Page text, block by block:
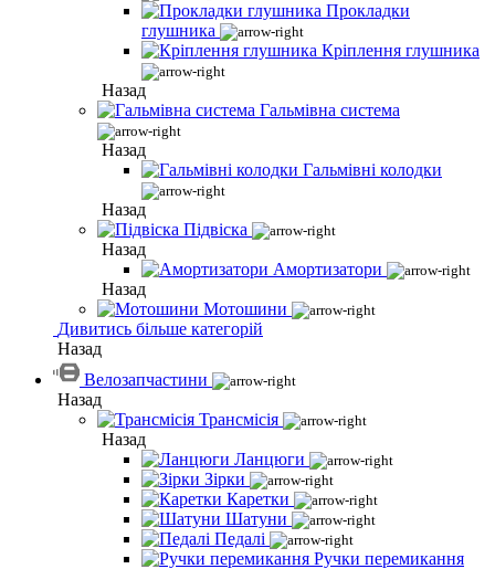
Прокладки
глушника
Кріплення глушника
Назад
Гальмівна система
Назад
Гальмівні колодки
Назад
Підвіска
Назад
Амортизатори
Назад
Мотошини
Дивитись більше категорій
Назад
Велозапчастини
Назад
Трансмісія
Назад
Ланцюги
Зірки
Каретки
Шатуни
Педалі
Ручки перемикання